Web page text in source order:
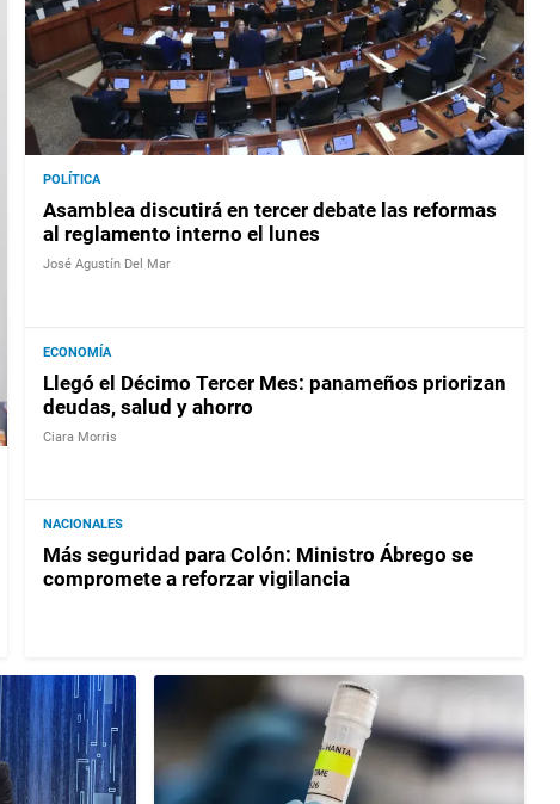
POLÍTICA
Asamblea discutirá en tercer debate las reformas
al reglamento interno el lunes
José Agustín Del Mar
ECONOMÍA
Llegó el Décimo Tercer Mes: panameños priorizan
deudas, salud y ahorro
Ciara Morris
NACIONALES
Más seguridad para Colón: Ministro Ábrego se
compromete a reforzar vigilancia